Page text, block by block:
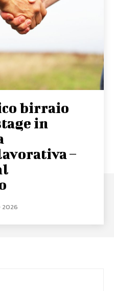
birraio
in
–
2026